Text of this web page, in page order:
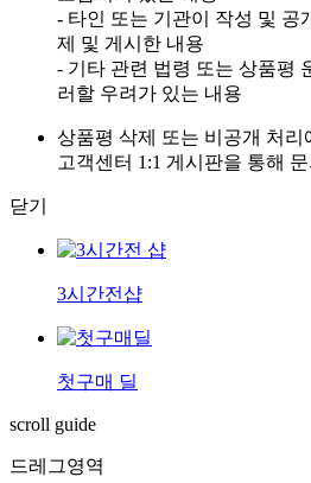
- 타인 또는 기관이 작성 및 공
제 및 게시한 내용
- 기타 관련 법령 또는 상품평
러할 우려가 있는 내용
상품평 삭제 또는 비공개 처리
고객센터 1:1 게시판을 통해
닫기
3시간전샵
첫구매 딜
scroll guide
드레그영역